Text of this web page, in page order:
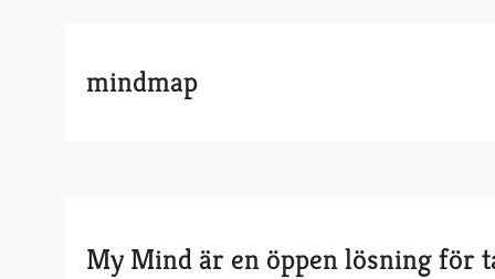
mindmap
My Mind är en öppen lösning för